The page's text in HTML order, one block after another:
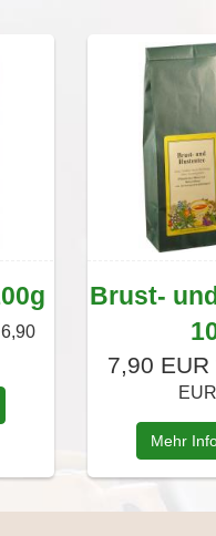
Brust-
7,90 EUR
Mehr